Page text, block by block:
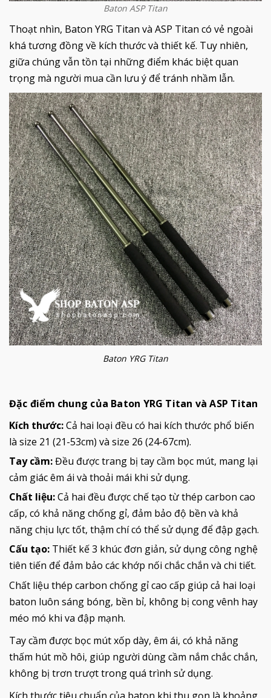
Baton ASP Titan
Thoạt nhìn, Baton YRG Titan và ASP Titan có vẻ ngoài
khá tương đồng về kích thước và thiết kế. Tuy nhiên,
giữa chúng vẫn tồn tại những điểm khác biệt quan
trọng mà người mua cần lưu ý để tránh nhầm lẫn.
Baton YRG Titan
Đặc điểm chung của Baton YRG Titan và ASP Titan
Kích thước:Cả hai loại đều có hai kích thước phổ biến
là size 21 (21-53cm) và size 26 (24-67cm).
Tay cầm:Đều được trang bị tay cầm bọc mút, mang lại
cảm giác êm ái và thoải mái khi sử dụng.
Chất liệu:Cả hai đều được chế tạo từ thép carbon cao
cấp, có khả năng chống gỉ, đảm bảo độ bền và khả
năng chịu lực tốt, thậm chí có thể sử dụng để đập gạch.
Cấu tạo: Thiết kế 3 khúc đơn giản, sử dụng công nghệ
tiên tiến để đảm bảo các khớp nối chắc chắn và chi tiết.
Chất liệu thép carbon chống gỉ cao cấp giúp cả hai loại
baton luôn sáng bóng, bền bỉ, không bị cong vênh hay
méo mó khi va đập mạnh.
Tay cầm được bọc mút xốp dày, êm ái, có khả năng
thấm hút mồ hôi, giúp người dùng cầm nắm chắc chắn,
không bị trơn trượt trong quá trình sử dụng.